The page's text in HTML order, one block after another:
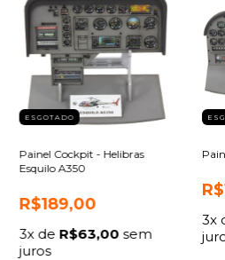
ESGOTADO
Painel Cockpit - Helibras
Esquilo A350
R$189,00
3x de R$63,00 sem
juros
3x